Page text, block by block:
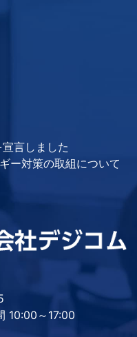
言しました
ー対策の取組について
10:00～17:00